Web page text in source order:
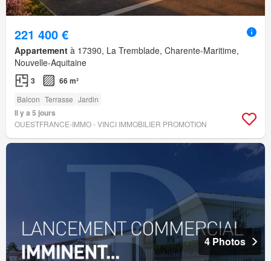
221 400 €
Appartement à 17390, La Tremblade, Charente-Maritime,
Nouvelle-Aquitaine
3 66 m²
Balcon Terrasse Jardin
Il y a 5 jours
OUESTFRANCE-IMMO - VINCI IMMOBILIER PROMOTION
4 Photos